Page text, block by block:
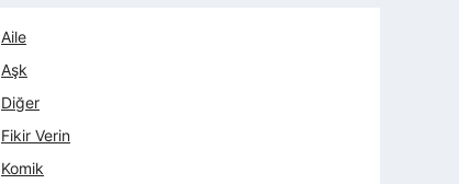
Aile
Aşk
Diğer
Fikir Verin
Komik